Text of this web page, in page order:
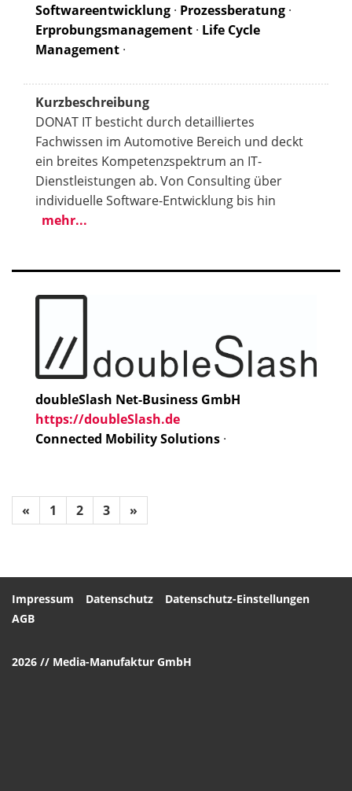
Softwareentwicklung · Prozessberatung ·
Erprobungsmanagement · Life Cycle
Management ·
Kurzbeschreibung
DONAT IT besticht durch detailliertes
Fachwissen im Automotive Bereich und deckt
ein breites Kompetenzspektrum an IT-
Dienstleistungen ab. Von Consulting über
individuelle Software-Entwicklung bis hin
mehr...
doubleSlash Net-Business GmbH
https://doubleSlash.de
Connected Mobility Solutions ·
« 1 2 3 »
Impressum Datenschutz
Datenschutz-Einstellungen
AGB
2026 // Media-Manufaktur GmbH